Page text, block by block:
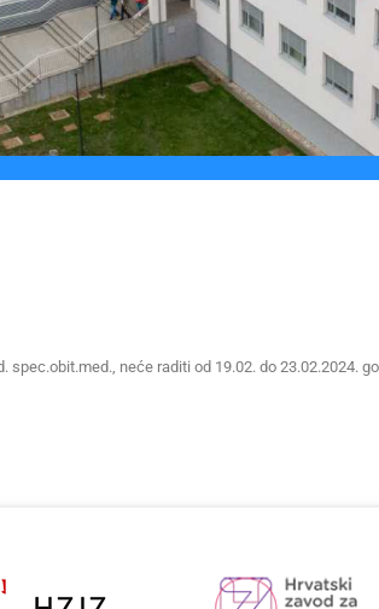
neće raditi od 19.02. do 23.02.2024.